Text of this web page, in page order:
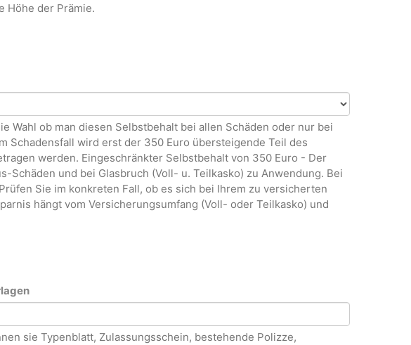
Höhe der Prämie.
Wahl ob man diesen Selbstbehalt bei allen Schäden oder nur bei
Schadensfall wird erst der 350 Euro übersteigende Teil des
werden. Eingeschränkter Selbstbehalt von 350 Euro - Der
und bei Glasbruch (Voll- u. Teilkasko) zu Anwendung. Bei
Sie im konkreten Fall, ob es sich bei Ihrem zu versicherten
hängt vom Versicherungsumfang (Voll- oder Teilkasko) und
sie Typenblatt, Zulassungsschein, bestehende Polizze,